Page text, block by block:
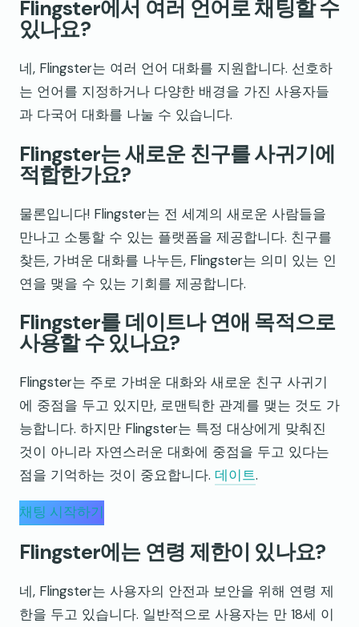
Flingster에서 여러 언어로 채팅할 수
있나요?
네, Flingster는 여러 언어 대화를 지원합니다. 선호하
는 언어를 지정하거나 다양한 배경을 가진 사용자들
과 다국어 대화를 나눌 수 있습니다.
Flingster는 새로운 친구를 사귀기에
적합한가요?
물론입니다! Flingster는 전 세계의 새로운 사람들을
만나고 소통할 수 있는 플랫폼을 제공합니다. 친구를
찾든, 가벼운 대화를 나누든, Flingster는 의미 있는 인
연을 맺을 수 있는 기회를 제공합니다.
Flingster를 데이트나 연애 목적으로
사용할 수 있나요?
Flingster는 주로 가벼운 대화와 새로운 친구 사귀기
에 중점을 두고 있지만, 로맨틱한 관계를 맺는 것도 가
능합니다. 하지만 Flingster는 특정 대상에게 맞춰진
것이 아니라 자연스러운 대화에 중점을 두고 있다는
점을 기억하는 것이 중요합니다. 데이트.
채팅 시작하기
Flingster에는 연령 제한이 있나요?
네, Flingster는 사용자의 안전과 보안을 위해 연령 제
한을 두고 있습니다. 일반적으로 사용자는 만 18세 이